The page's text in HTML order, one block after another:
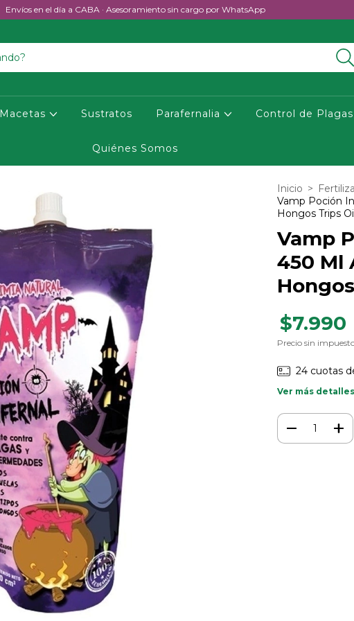
Envíos en el día a CABA · Asesoramiento sin cargo por WhatsApp
Macetas Sustratos Parafernalia Control de Plagas
Quiénes Somos
Inicio >
Vamp Poción
Hongos Trips
Vamp
450 Ml
$7.990
Precio sin
24 cuotas
Ver más detalles